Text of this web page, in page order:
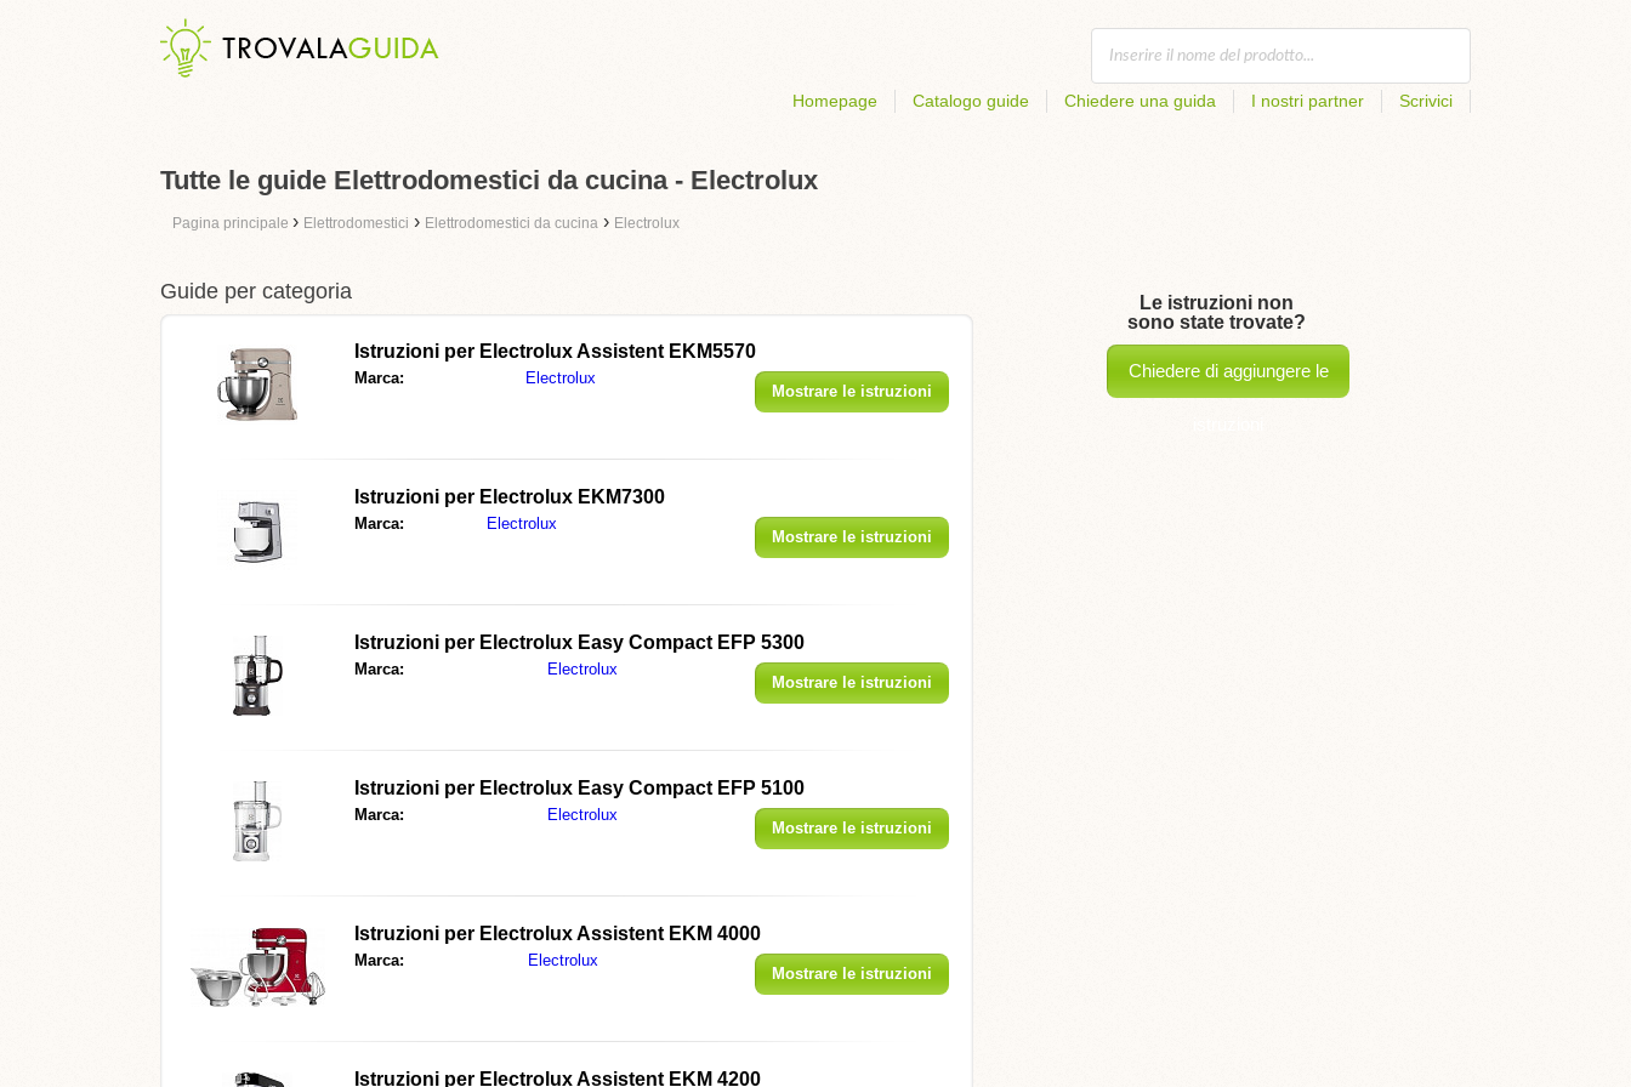
Homepage Catalogo guide Chiedere una guida I nostri partner Scrivici
Tutte le guide Elettrodomestici da cucina - Electrolux
Pagina principale › Elettrodomestici › Elettrodomestici da cucina › Electrolux
Guide per categoria
Istruzioni per Electrolux Assistent EKM5570
Marca: Electrolux
Mostrare le istruzioni
Istruzioni per Electrolux EKM7300
Marca: Electrolux
Mostrare le istruzioni
Istruzioni per Electrolux Easy Compact EFP 5300
Marca: Electrolux
Mostrare le istruzioni
Istruzioni per Electrolux Easy Compact EFP 5100
Marca: Electrolux
Mostrare le istruzioni
Istruzioni per Electrolux Assistent EKM 4000
Marca: Electrolux
Mostrare le istruzioni
Istruzioni per Electrolux Assistent EKM 4200
Le istruzioni non
sono state trovate?
Chiedere di aggiungere le